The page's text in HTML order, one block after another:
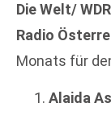
Die Welt/
Radio
Monats für
Alaida